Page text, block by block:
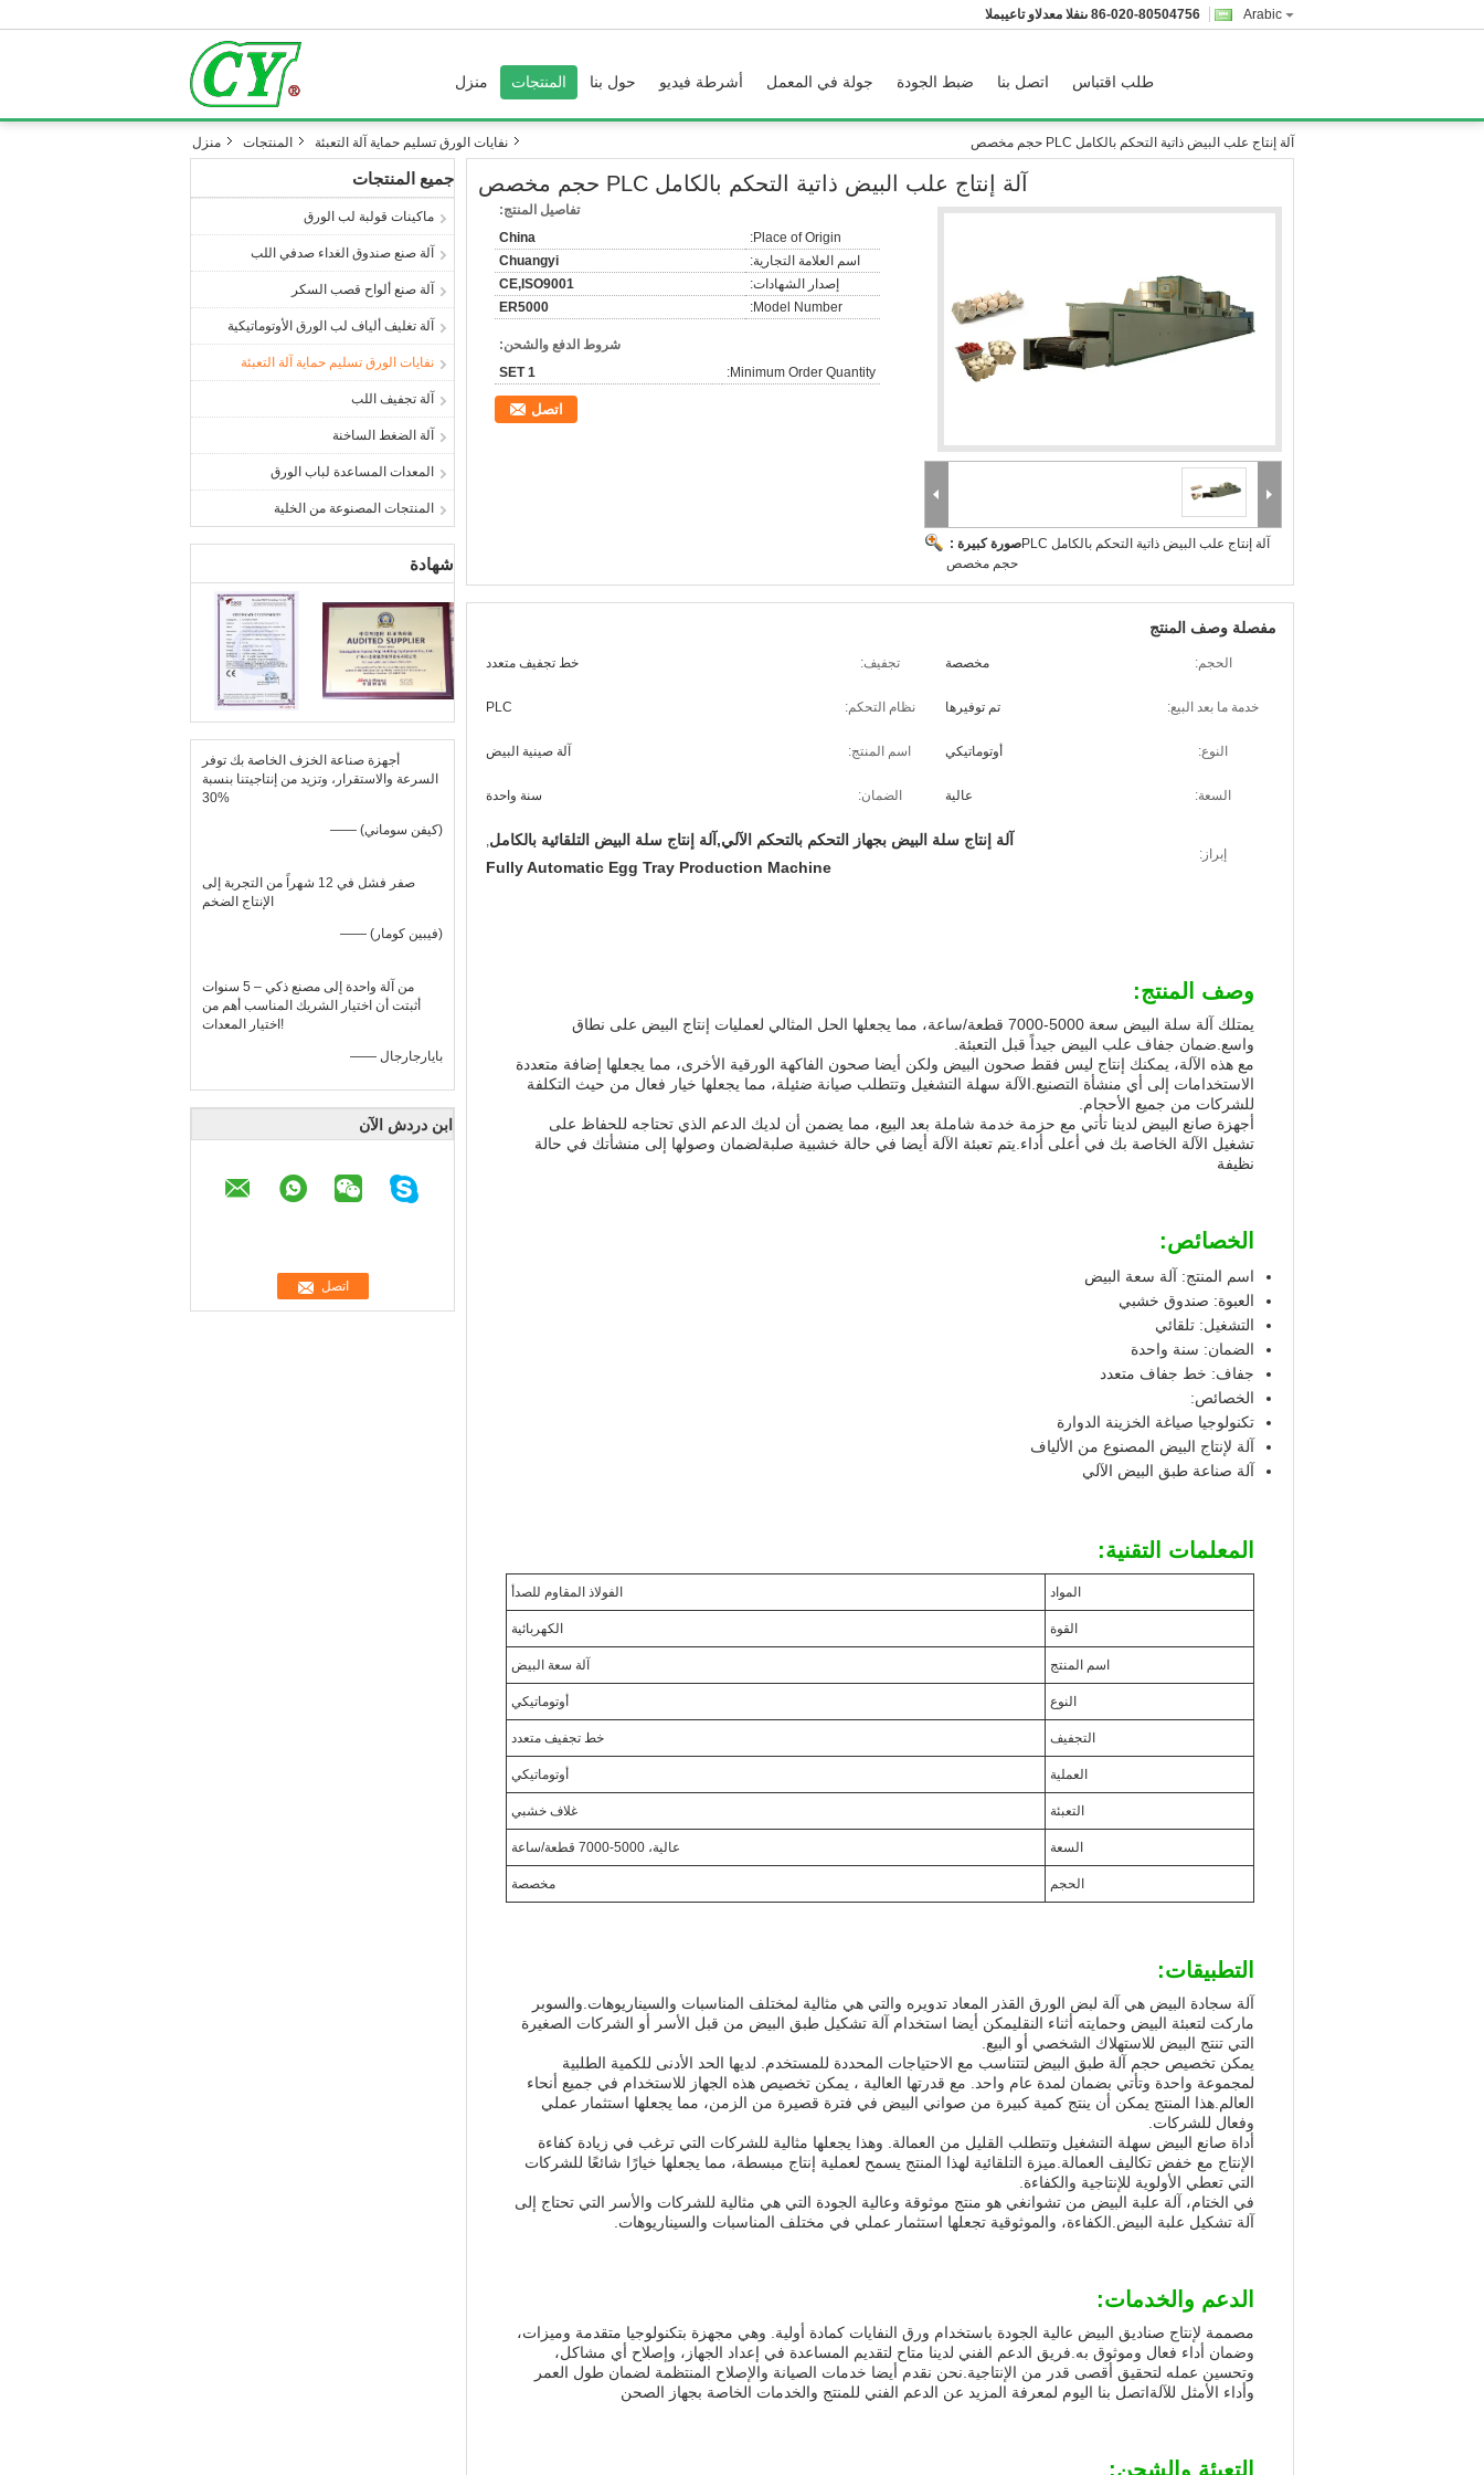
Arabic المبيعات والدعم الفنى 86-020-80504756
منزل المنتجات حول بنا أشرطة فيديو جولة في المعمل ضبط الجودة اتصل بنا طلب اقتباس
منزل المنتجات نفايات الورق تسليم حماية آلة التعبئة آلة إنتاج علب البيض ذاتية التحكم بالكامل PLC حجم مخصص
جميع المنتجات
ماكينات قولبة لب الورق
آلة صنع صندوق الغداء صدفي اللب
آلة صنع ألواح قصب السكر
آلة تغليف ألياف لب الورق الأوتوماتيكية
نفايات الورق تسليم حماية آلة التعبئة
آلة تجفيف اللب
آلة الضغط الساخنة
المعدات المساعدة لباب الورق
المنتجات المصنوعة من الخلية
شهادة
أجهزة صناعة الخزف الخاصة بك توفر
السرعة والاستقرار، وتزيد من إنتاجيتنا بنسبة
30%
—— (كيفن سوماني)
صفر فشل في 12 شهراً من التجربة إلى
الإنتاج الضخم
—— (فيبين كومار)
من آلة واحدة إلى مصنع ذكي – 5 سنوات
أثبتت أن اختيار الشريك المناسب أهم من
اختيار المعدات!
—— بايارجارجال
ابن دردش الآن
آلة إنتاج علب البيض ذاتية التحكم بالكامل PLC حجم مخصص
صورة كبيرة :آلة إنتاج علب البيض ذاتية التحكم بالكامل PLC
حجم مخصص
تفاصيل المنتج:
Place of Origin:
China
اسم العلامة التجارية:
Chuangyi
إصدار الشهادات:
CE,ISO9001
Model Number:
ER5000
شروط الدفع والشحن:
Minimum Order Quantity:
1 SET
اتصل
مفصلة وصف المنتج
الحجم: مخصصة تجفيف: خط تجفيف متعدد
خدمة ما بعد البيع: تم توفيرها نظام التحكم: PLC
النوع: أوتوماتيكي اسم المنتج: آلة صينية البيض
السعة: عالية الضمان: سنة واحدة
إبراز:
آلة إنتاج سلة البيض بجهاز التحكم بالتحكم الآلي,آلة إنتاج سلة البيض التلقائية بالكامل,
Fully Automatic Egg Tray Production Machine
وصف المنتج:
يمتلك آلة سلة البيض سعة 5000-7000 قطعة/ساعة، مما يجعلها الحل المثالي لعمليات إنتاج البيض على نطاق
واسع.ضمان جفاف علب البيض جيداً قبل التعبئة.
مع هذه الآلة، يمكنك إنتاج ليس فقط صحون البيض ولكن أيضا صحون الفاكهة الورقية الأخرى، مما يجعلها إضافة متعددة
الاستخدامات إلى أي منشأة التصنيع.الآلة سهلة التشغيل وتتطلب صيانة ضئيلة، مما يجعلها خيار فعال من حيث التكلفة
للشركات من جميع الأحجام.
أجهزة صانع البيض لدينا تأتي مع حزمة خدمة شاملة بعد البيع، مما يضمن أن لديك الدعم الذي تحتاجه للحفاظ على
تشغيل الآلة الخاصة بك في أعلى أداء.يتم تعبئة الآلة أيضا في حالة خشبية صلبةلضمان وصولها إلى منشأتك في حالة
نظيفة
الخصائص:
اسم المنتج: آلة سعة البيض
العبوة: صندوق خشبي
التشغيل: تلقائي
الضمان: سنة واحدة
جفاف: خط جفاف متعدد
الخصائص:
تكنولوجيا صياغة الخزينة الدوارة
آلة لإنتاج البيض المصنوع من الألياف
آلة صناعة طبق البيض الآلي
المعلمات التقنية:
المواد الفولاذ المقاوم للصدأ
القوة الكهربائية
اسم المنتج آلة سعة البيض
النوع أوتوماتيكي
التجفيف خط تجفيف متعدد
العملية أوتوماتيكي
التعبئة غلاف خشبي
السعة عالية، 5000-7000 قطعة/ساعة
الحجم مخصصة
التطبيقات:
آلة سجادة البيض هي آلة لبض الورق القذر المعاد تدويره والتي هي مثالية لمختلف المناسبات والسيناريوهات.والسوبر
ماركت لتعبئة البيض وحمايته أثناء النقليمكن أيضا استخدام آلة تشكيل طبق البيض من قبل الأسر أو الشركات الصغيرة
التي تنتج البيض للاستهلاك الشخصي أو البيع.
يمكن تخصيص حجم آلة طبق البيض لتتناسب مع الاحتياجات المحددة للمستخدم. لديها الحد الأدنى للكمية الطلبية
لمجموعة واحدة وتأتي بضمان لمدة عام واحد. مع قدرتها العالية ، يمكن تخصيص هذه الجهاز للاستخدام في جميع أنحاء
العالم.هذا المنتج يمكن أن ينتج كمية كبيرة من صواني البيض في فترة قصيرة من الزمن، مما يجعلها استثمار عملي
وفعال للشركات.
أداة صانع البيض سهلة التشغيل وتتطلب القليل من العمالة. وهذا يجعلها مثالية للشركات التي ترغب في زيادة كفاءة
الإنتاج مع خفض تكاليف العمالة.ميزة التلقائية لهذا المنتج يسمح لعملية إنتاج مبسطة، مما يجعلها خيارًا شائعًا للشركات
التي تعطي الأولوية للإنتاجية والكفاءة.
في الختام، آلة علبة البيض من تشوانغي هو منتج موثوقة وعالية الجودة التي هي مثالية للشركات والأسر التي تحتاج إلى
آلة تشكيل علبة البيض.الكفاءة، والموثوقية تجعلها استثمار عملي في مختلف المناسبات والسيناريوهات.
الدعم والخدمات:
مصممة لإنتاج صناديق البيض عالية الجودة باستخدام ورق النفايات كمادة أولية. وهي مجهزة بتكنولوجيا متقدمة وميزات،
وضمان أداء فعال وموثوق به.فريق الدعم الفني لدينا متاح لتقديم المساعدة في إعداد الجهاز، وإصلاح أي مشاكل،
وتحسين عمله لتحقيق أقصى قدر من الإنتاجية.نحن نقدم أيضا خدمات الصيانة والإصلاح المنتظمة لضمان طول العمر
وأداء الأمثل للآلةاتصل بنا اليوم لمعرفة المزيد عن الدعم الفني للمنتج والخدمات الخاصة بجهاز الصحن
التعبئة والشحن: